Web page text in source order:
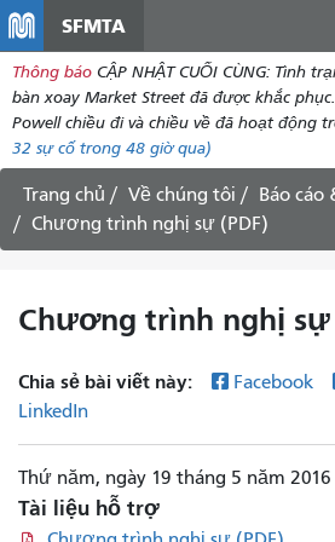
dung
SFMTA
Thông báo CẬP NHẬT CUỐI CÙNG: Tình
bàn xoay Market Street đã được khắc
Powell chiều đi và chiều về đã hoạt động
32 sự cố trong 48 giờ qua)
Trang chủ Về chúng tôi
Báo cáo
Chương trình nghị sự (PDF)
Chương trình nghị sự
Chia sẻ bài viết này: Facebook
LinkedIn
Thứ năm, ngày 19 tháng 5 năm 2016
Tài liệu hỗ trợ